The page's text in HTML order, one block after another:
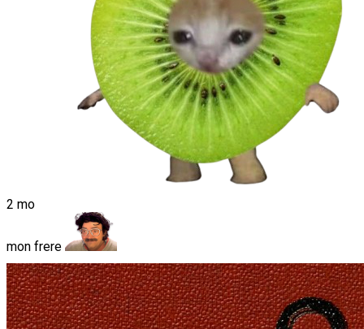
2 mo
mon frere